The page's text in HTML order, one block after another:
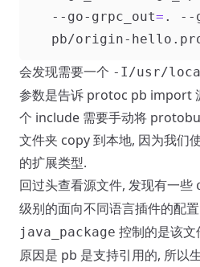
    --go-grpc_out
= . --
会发现需要一个 -I/usr/
参数是告诉 protoc pb import
个 include 需要手动将
文件夹 copy 到本地, 因为我们
的扩展类型.
回过头查看源文件, 发现有一些
级别的面向不同语言插件的配
java_package 控制的是该
原因是 pb 是支持引用的, 所以